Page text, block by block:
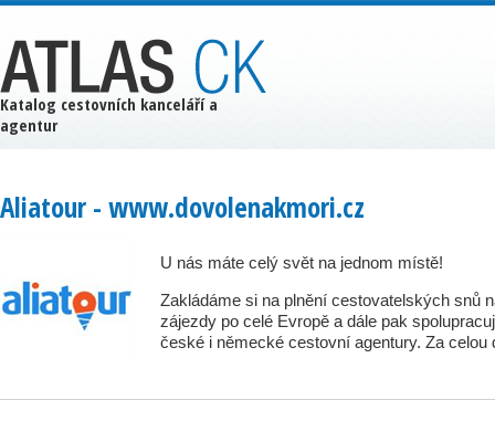
Aliatour - www.dovolenakmori.cz
U nás máte celý svět na jednom místě!
Zakládáme si na plnění cestovatelských snů
zájezdy po celé Evropě a dále pak
české i německé cestovní agentury. Za
Katalog cestovních kanceláří a
agentur